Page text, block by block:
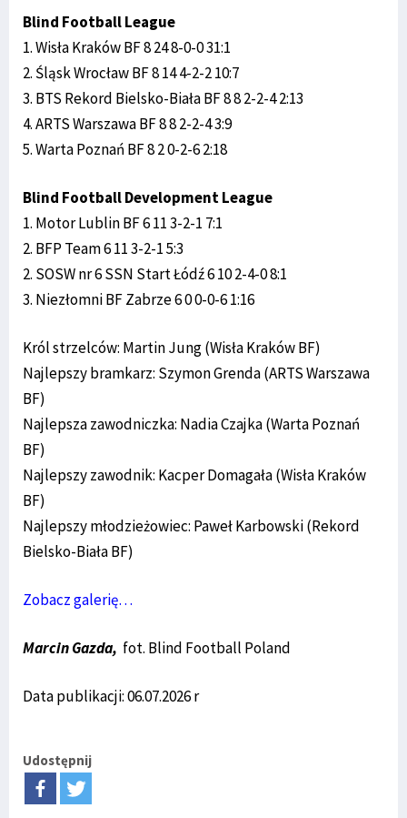
Blind Football League
1. Wisła Kraków BF 8 24 8-0-0 31:1
2. Śląsk Wrocław BF 8 14 4-2-2 10:7
3. BTS Rekord Bielsko-Biała BF 8 8 2-2-4 2:13
4. ARTS Warszawa BF 8 8 2-2-4 3:9
5. Warta Poznań BF 8 2 0-2-6 2:18
Blind Football Development League
1. Motor Lublin BF 6 11 3-2-1 7:1
2. BFP Team 6 11 3-2-1 5:3
2. SOSW nr 6 SSN Start Łódź 6 10 2-4-0 8:1
3. Niezłomni BF Zabrze 6 0 0-0-6 1:16
Król strzelców: Martin Jung (Wisła Kraków BF)
Najlepszy bramkarz: Szymon Grenda (ARTS Warszawa
BF)
Najlepsza zawodniczka: Nadia Czajka (Warta Poznań
BF)
Najlepszy zawodnik: Kacper Domagała (Wisła Kraków
BF)
Najlepszy młodzieżowiec: Paweł Karbowski (Rekord
Bielsko-Biała BF)
Zobacz galerię…
Marcin Gazda, fot. Blind Football Poland
Data publikacji: 06.07.2026 r
Udostępnij